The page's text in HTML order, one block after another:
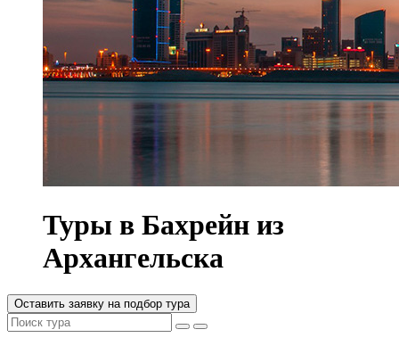
Туры в Бахрейн из
Архангельска
Оставить заявку на подбор тура